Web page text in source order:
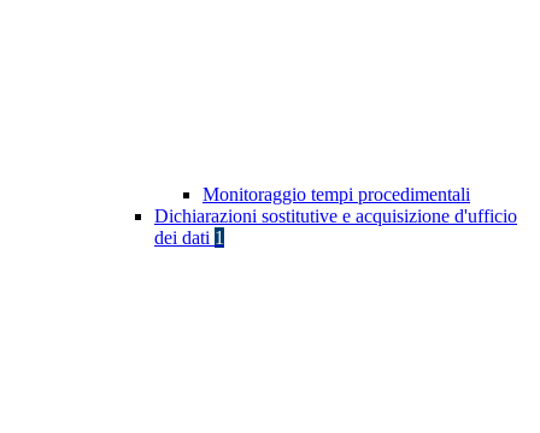
Monitoraggio tempi procedimentali
Dichiarazioni sostitutive e acquisizione d'ufficio
dei dati 1